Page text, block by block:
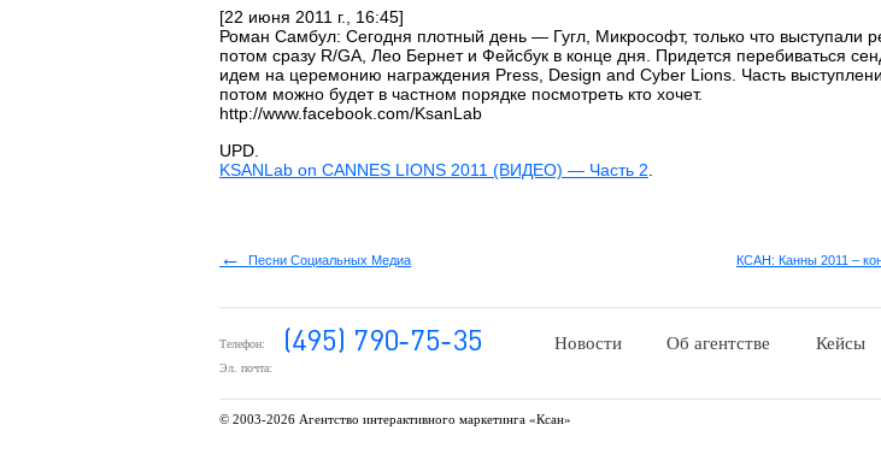
[22 июня 2011 г., 16:45]
Роман Самбул: Сегодня плотный день — Гугл, Микрософт, только что выступали
потом сразу R/GA, Лео Бернет и Фейсбук в конце дня. Придется перебиваться
идем на церемонию награждения Press, Design and Cyber Lions. Часть
потом можно будет в частном порядке посмотреть кто хочет.
http://www.facebook.com/KsanLab
UPD.
KSANLab on CANNES LIONS 2011 (ВИДЕО) — Часть 2
← Песни Социальных Медиа КСАН: Канны 2011 –
Телефон:
Эл. почта:
Новости Об агентстве Кейсы
© 2003-2026 Агентство интерактивного маркетинга «Ксан»